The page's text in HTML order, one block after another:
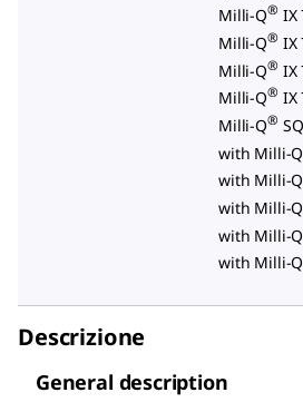
Milli-Q® IX
Milli-Q® IX
Milli-Q® IX
Milli-Q® IX
Milli-Q®
with Milli-Q
with Milli-Q
with Milli-Q
with Milli-Q
with Milli-Q
Descrizione
General description